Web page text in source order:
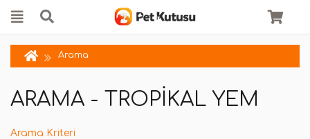
Arama
ARAMA - TROPIKAL YEM
Arama Kriteri